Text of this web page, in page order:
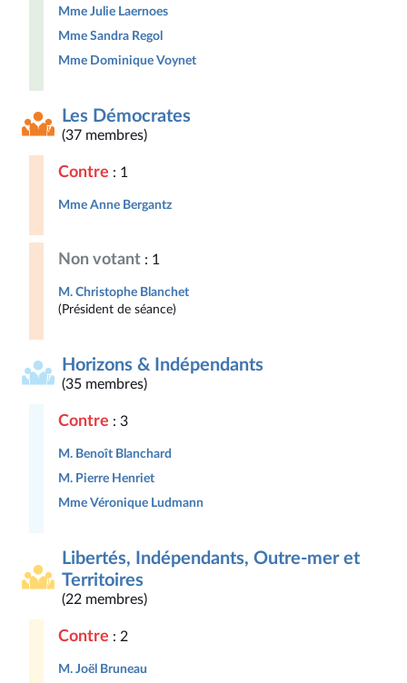
Mme Julie Laernoes
Mme Sandra Regol
Mme Dominique Voynet
Les Démocrates
(37 membres)
Contre : 1
Mme Anne Bergantz
Non votant : 1
M. Christophe Blanchet
(Président de séance)
Horizons & Indépendants
(35 membres)
Contre : 3
M. Benoît Blanchard
M. Pierre Henriet
Mme Véronique Ludmann
Libertés, Indépendants, Outre-mer et
Territoires
(22 membres)
Contre : 2
M. Joël Bruneau